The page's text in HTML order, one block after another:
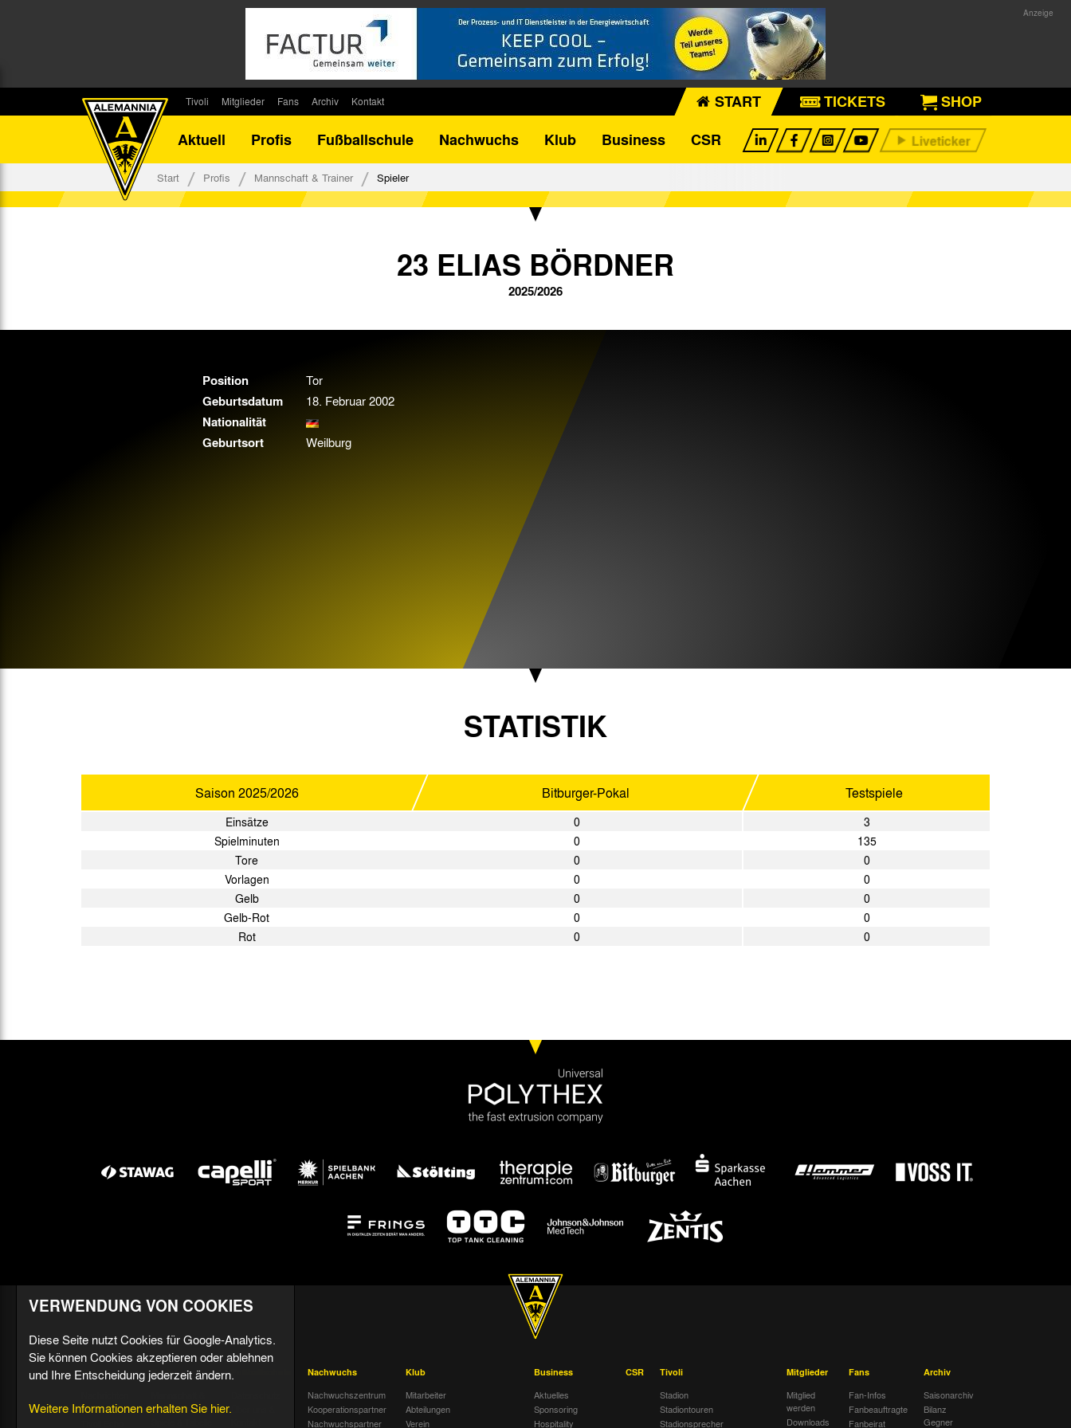
Tivoli
Stadionsprecher
Mitglieder
Kontakt
Fans
Fanbeirat
Fan-Klubs
Archiv
Bilanz DFB-Pokal
Kontakt START TICKETS
SHOP
Aktuell
Profis Fußballschule Nachwuchs Klub Business CSR
Start Profis Mannschaft & Trainer Spieler
23 ELIAS BÖRDNER
2025/2026
Position
Tor
Geburtsdatum
18. Februar 2002
Nationalität
Geburtsort
Weilburg
STATISTIK
Saison 2025/2026 Bitburger-Pokal Testspiele
Einsätze 0
3
Spielminuten
0
135
Tore
0
0
Vorlagen
0
0
Gelb
0
0
Gelb-Rot
0
0
Rot
0 0
Aktuell
Termine
Profis
Trainer
Nachwuchs
Nachwuchszentrum
Kooperationspartner
Nachwuchspartner
Klub
Mitarbeiter
Abteilungen
Verein
Business
Aktuelles
Sponsoring
Hospitality
CSR
Tivoli
Stadion
Stadiontouren
Stadionsprecher
Mitglieder
Mitglied
werden
Downloads
Fans
Fan-Infos
Fanbeauftragte
Fanbeirat
Archiv
Saisonarchiv
Bilanz
Gegner
VERWENDUNG VON COOKIES
Diese Seite nutzt Cookies für Google-Analytics.
Sie können Cookies akzeptieren oder ablehnen
und Ihre Entscheidung jederzeit ändern.
Weitere Informationen erhalten Sie hier.